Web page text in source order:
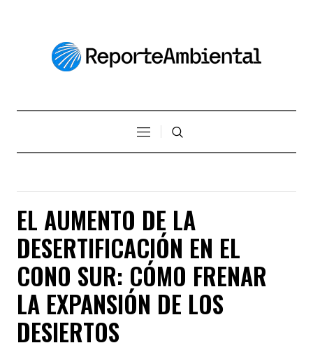
EL AUMENTO DE LA
DESERTIFICACIÓN EN EL
CONO SUR: CÓMO FRENAR
LA EXPANSIÓN DE LOS
DESIERTOS